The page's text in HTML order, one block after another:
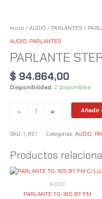
Inicio / AUDIO / PARLANTES /
AUDIO, PARLANTES
PARLANTE
$ 94.864,00
Disponibilidad: 2 disponibles
- + Añadir
SKU: 1_867 Categorías: AUDIO
Productos
AUDIO
PARLANTE TG-165 BT FM